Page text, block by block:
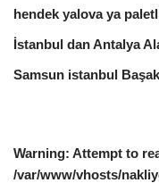
hendek yalova ya
İstanbul dan Antalya
Samsun istanbul
Warning: Attempt to
/var/www/vhosts/